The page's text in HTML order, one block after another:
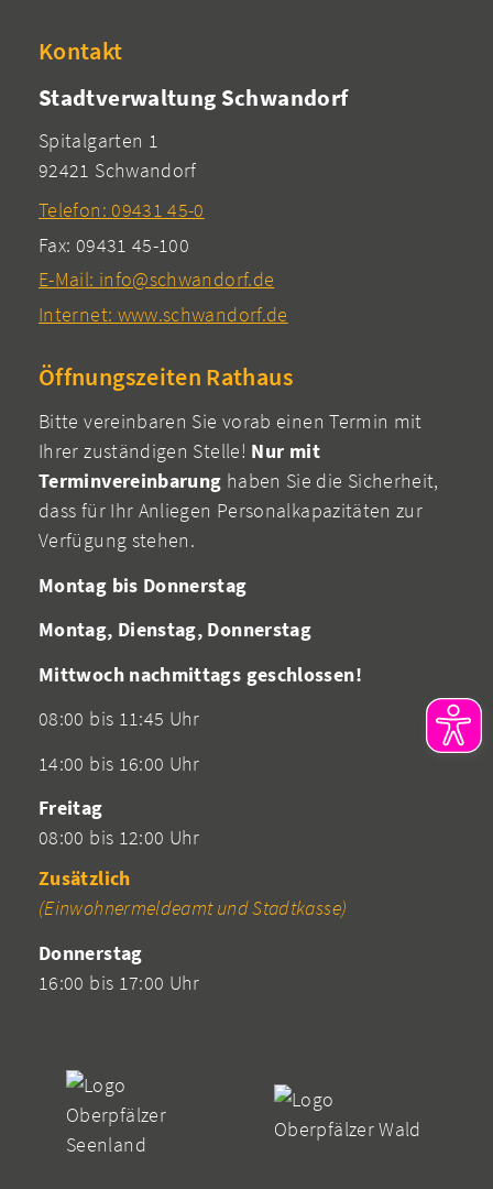
Kontakt
Stadtverwaltung Schwandorf
Spitalgarten 1
92421 Schwandorf
Telefon: 09431 45-0
Fax: 09431 45-100
E-Mail: info@schwandorf.de
Internet: www.schwandorf.de
Öffnungszeiten Rathaus
Bitte vereinbaren Sie vorab einen Termin mit
Ihrer zuständigen Stelle! Nur mit
Terminvereinbarung haben Sie die Sicherheit,
dass für Ihr Anliegen Personalkapazitäten zur
Verfügung stehen.
Montag bis Donnerstag
Montag, Dienstag, Donnerstag
Mittwoch nachmittags geschlossen!
08:00 bis 11:45 Uhr
14:00 bis 16:00 Uhr
Freitag
08:00 bis 12:00 Uhr
Zusätzlich
(Einwohnermeldeamt und Stadtkasse)
Donnerstag
16:00 bis 17:00 Uhr